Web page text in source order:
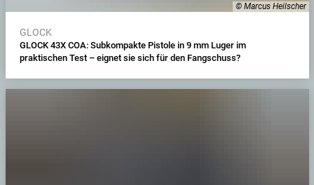
© Marcus Heilscher
GLOCK
GLOCK 43X COA: Subkompakte Pistole in 9 mm Luger im
praktischen Test – eignet sie sich für den Fangschuss?